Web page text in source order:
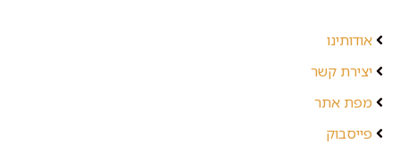
אודותינו
יצירת קשר
מפת אתר
פייסבוק